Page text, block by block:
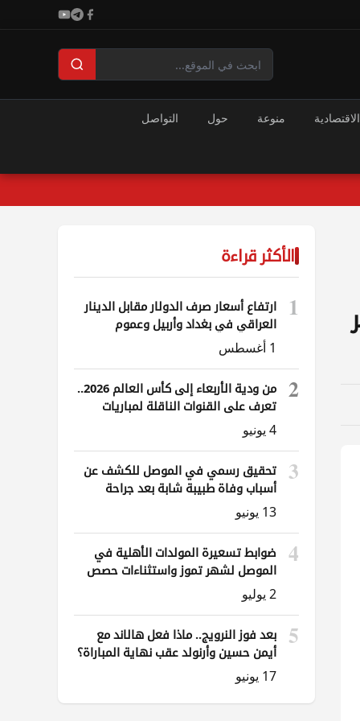
منوعة حول التواصل
الأكثر قراءة
1
ارتفاع أسعار صرف الدولار مقابل الدينار
العراقي في بغداد وأربيل وعموم
المحافظات
1 أغسطس
2
من ودية الأربعاء إلى كأس العالم 2026..
تعرف على القنوات الناقلة لمباريات
العراق
4 يونيو
3
تحقيق رسمي في الموصل للكشف عن
أسباب وفاة طبيبة شابة بعد جراحة
ناظورية
13 يونيو
4
ضوابط تسعيرة المولدات الأهلية في
الموصل لشهر تموز واستثناءات حصص
الوقود
2 يوليو
5
بعد فوز النرويج.. ماذا فعل هالاند مع
أيمن حسين وأرنولد عقب نهاية المباراة؟
17 يونيو